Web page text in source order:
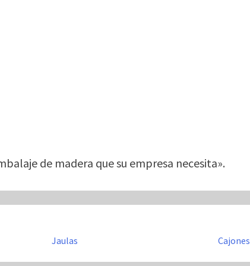
de madera que su empresa necesita».
Jaulas Cajones